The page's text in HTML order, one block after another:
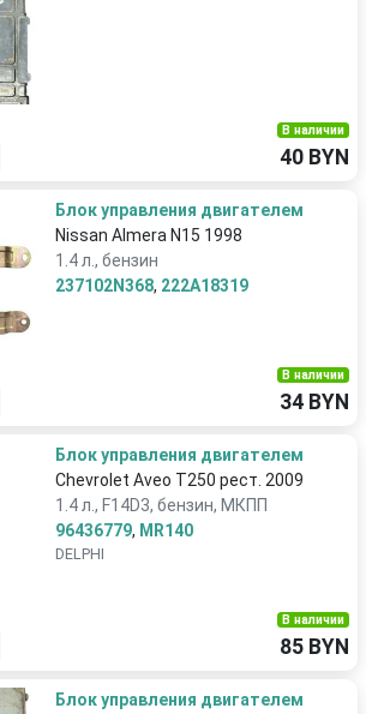
В наличии
40 BYN
Блок управления двигателем
Nissan Almera N15 1998
1.4 л., бензин
237102N368, 222A18319
В наличии
34 BYN
Блок управления двигателем
Chevrolet Aveo T250 рест. 2009
1.4 л., F14D3, бензин, МКПП
96436779, MR140
DELPHI
В наличии
85 BYN
Блок управления двигателем